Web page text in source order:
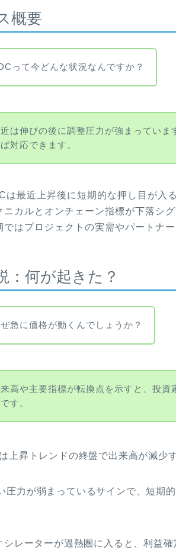
概要
って今どんな状況なんですか？
は伸びの後に調整圧力が強まっていま
対応できます。
最近上昇後に短期的な押し目が入
カルとオンチェーン指標が下落シグ
はプロジェクトの実需やパートナー
：何が起きた？
急に価格が動くんでしょうか？
高や主要指標が転換点を示すと、投資
す。
上昇トレンドの終盤で出来高が減少
圧力が弱まっているサインで、短期
シレーターが過熱圏に入ると、利益